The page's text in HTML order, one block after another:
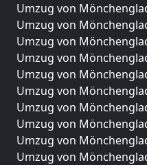
Umzug von
Umzug von
Umzug von
Umzug von
Umzug von
Umzug von
Umzug von
Umzug von
Umzug von
Umzug von